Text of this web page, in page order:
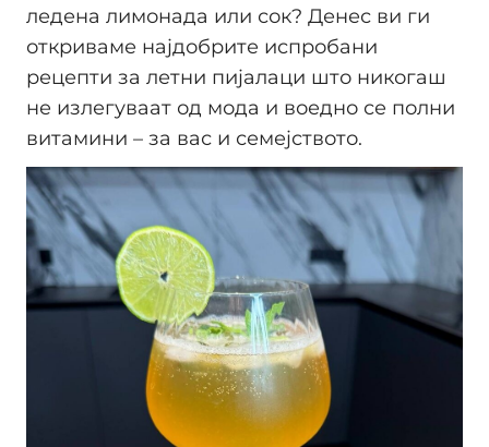
ледена лимонада или сок? Денес ви ги
откриваме најдобрите испробани
рецепти за летни пијалаци што никогаш
не излегуваат од мода и воедно се полни
витамини – за вас и семејството.